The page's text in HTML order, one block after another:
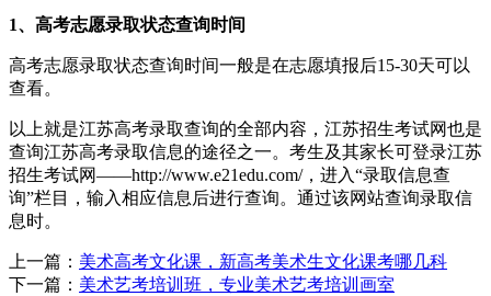
1、高考志愿录取状态查询时间
高考志愿录取状态查询时间一般是在志愿填报后15-30天可以
查看。
以上就是江苏高考录取查询的全部内容，江苏招生考试网也是
查询江苏高考录取信息的途径之一。考生及其家长可登录江苏
招生考试网——http://www.e21edu.com/，进入“录取信息查
询”栏目，输入相应信息后进行查询。通过该网站查询录取信
息时。
上一篇： 美术高考文化课，新高考美术生文化课考哪几科
下一篇： 美术艺考培训班，专业美术艺考培训画室